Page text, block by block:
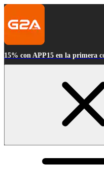
15% con APP15 en la primera